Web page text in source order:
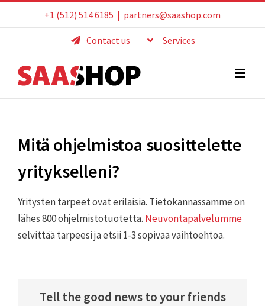
to
+1 (512) 514 6185 | partners@saashop.com
Contact us Services
Mitä ohjelmistoa suosittelette
yritykselleni?
Yritysten tarpeet ovat erilaisia. Tietokannassamme on
lähes 800 ohjelmistotuotetta. Neuvontapalvelumme
selvittää tarpeesi ja etsii 1-3 sopivaa vaihtoehtoa.
Tell the good news to your friends